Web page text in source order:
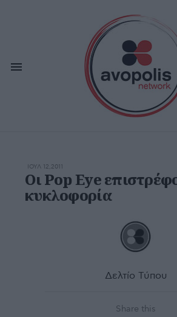
ΙΟΥΛ 12,2011
Οι Pop Eye
κυκλοφορία
Δελτίο Τύπου
Share this